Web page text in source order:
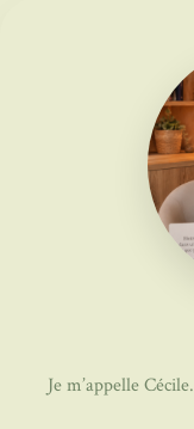
Je m’appelle Cécile.